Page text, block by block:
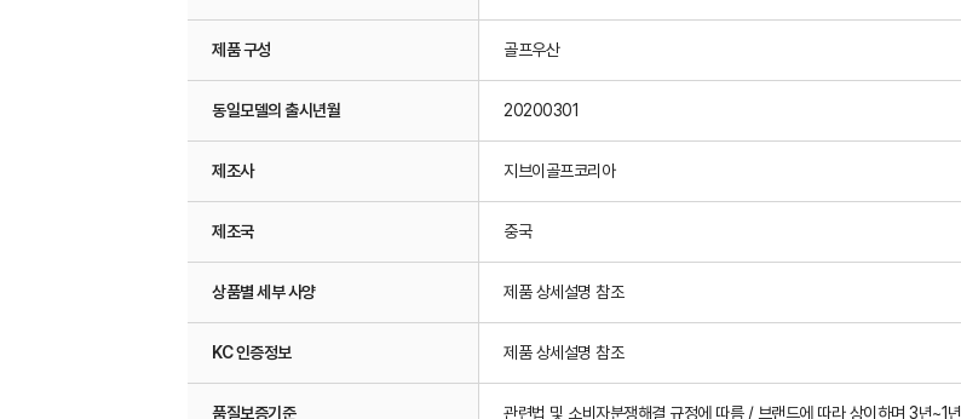
제품 구성 골프우산
동일모델의 출시년월 20200301
제조사 지브이골프코리아
제조국 중국
상품별 세부 사양 제품 상세설명 참조
KC 인증정보 제품 상세설명 참조
품질보증기준 관련법 및 소비자분쟁해결 규정에 따름 / 브랜드에 따라 상이하며 3년~1년